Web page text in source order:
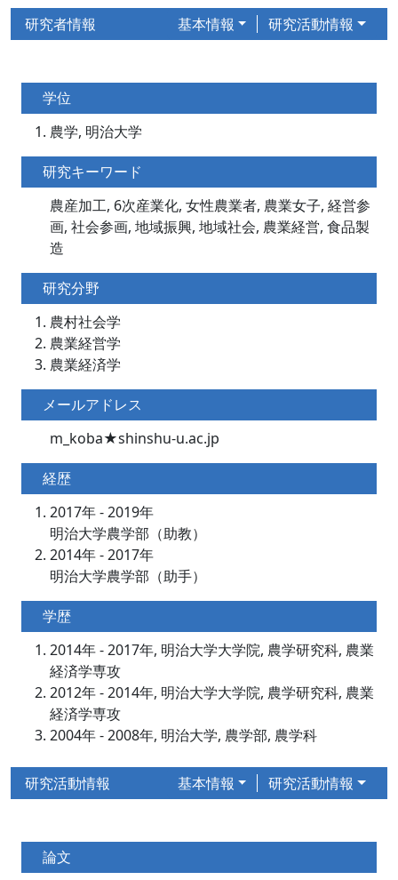
研究者情報 基本情報 研究活動情報
学位
農学, 明治大学
研究キーワード
農産加工, 6次産業化, 女性農業者, 農業女子, 経営参
画, 社会参画, 地域振興, 地域社会, 農業経営, 食品製
造
研究分野
農村社会学
農業経営学
農業経済学
メールアドレス
m_koba★shinshu-u.ac.jp
経歴
2017年 - 2019年
明治大学農学部（助教）
2014年 - 2017年
明治大学農学部（助手）
学歴
2014年 - 2017年, 明治大学大学院, 農学研究科, 農業
経済学専攻
2012年 - 2014年, 明治大学大学院, 農学研究科, 農業
経済学専攻
2004年 - 2008年, 明治大学, 農学部, 農学科
研究活動情報 基本情報 研究活動情報
論文